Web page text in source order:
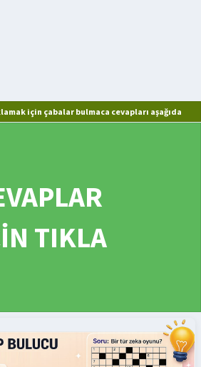
için çabalar bulmaca cevapları aşağıda
TIKLA